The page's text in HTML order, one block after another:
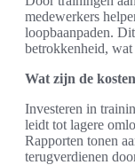
medewerkers
loopbaanpaden.
betrokkenheid,
Wat zijn de
Investeren in
leidt tot lagere
Rapporten tonen
terugverdienen